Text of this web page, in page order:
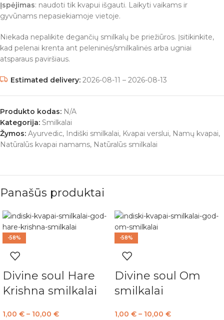
Įspėjimas: naudoti tik kvapui išgauti. Laikyti vaikams ir
gyvūnams nepasiekiamoje vietoje.
Niekada nepalikite degančių smilkalų be priežiūros. Įsitikinkite,
kad pelenai krenta ant peleninės/smilkalinės arba ugniai
atsparaus paviršiaus.
Estimated delivery: 2026-08-11 – 2026-08-13
Produkto kodas: N/A
Kategorija: Smilkalai
Žymos: Ayurvedic, Indiški smilkalai, Kvapai verslui, Namų kvapai,
Natūralūs kvapai namams, Natūralūs smilkalai
Panašūs produktai
-58%
Divine soul Hare
Krishna smilkalai
1,00 € – 10,00 €
-58%
Divine soul Om
smilkalai
1,00 € – 10,00 €